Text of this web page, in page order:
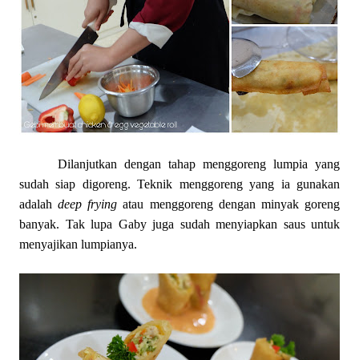
Dilanjutkan dengan tahap menggoreng lumpia yang
sudah siap digoreng. Teknik menggoreng yang ia gunakan
adalahdeep frying atau menggoreng dengan minyak goreng
banyak. Tak lupa Gaby juga sudah menyiapkan saus untuk
menyajikan lumpianya.